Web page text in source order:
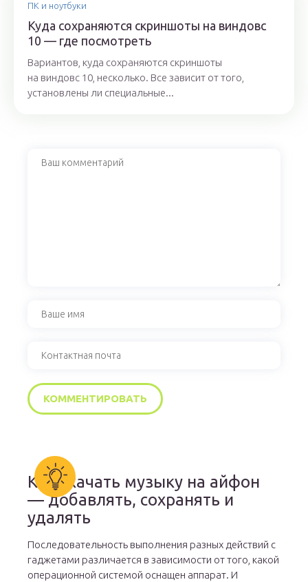
ПК и ноутбуки
Куда сохраняются скриншоты на виндовс
10 — где посмотреть
Вариантов, куда сохраняются скриншоты
на виндовс 10, несколько. Все зависит от того,
установлены ли специальные...
Как скачать музыку на айфон
— добавлять, сохранять и
удалять
Последовательность выполнения разных действий с
гаджетами различается в зависимости от того, какой
операционной системой оснащен аппарат. И